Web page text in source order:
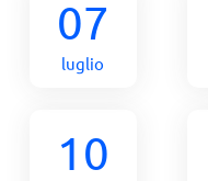
07
luglio
10